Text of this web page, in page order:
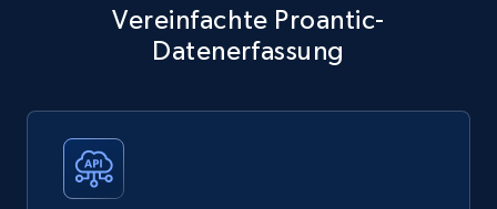
Vereinfachte Proantic-
Datenerfassung